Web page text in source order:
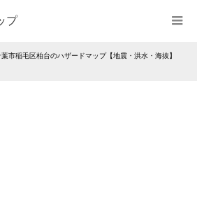
プ
市稲毛区柏台のハザードマップ【地震・洪水・海抜】